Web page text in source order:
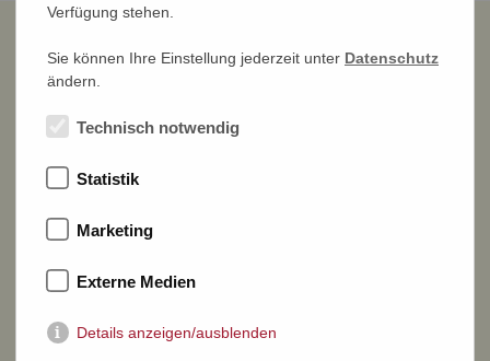
DR. REINHARD FISCHER
Auktions- und Handelshaus e. K.
Joachimstraße 7
53113 Bonn
Verfügung stehen.
Sie können Ihre Einstellung jederzeit unter Datenschutz
ändern.
Technisch notwendig
Statistik
Marketing
Externe Medien
Details anzeigen/ausblenden